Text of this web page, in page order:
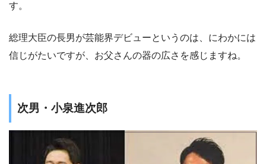
す。
総理大臣の長男が芸能界デビューというのは、にわかには
信じがたいですが、お父さんの器の広さを感じますね。
次男・小泉進次郎